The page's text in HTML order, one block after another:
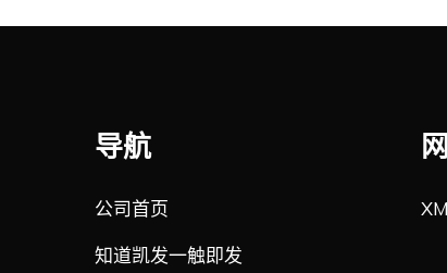
导航
公司首页
知道凯发一触即发